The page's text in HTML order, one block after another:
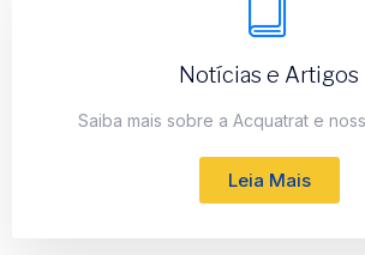
Notícias e Artigos
Saiba mais sobre a Acquatrat e
Leia Mais